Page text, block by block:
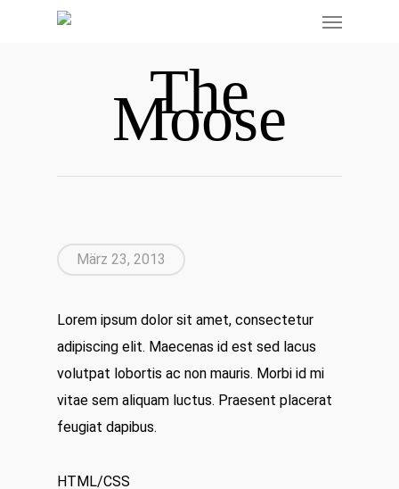
The
Moose
März 23, 2013
Lorem ipsum dolor sit amet, consectetur
adipiscing elit. Maecenas id est sed lacus
volutpat lobortis ac non mauris. Morbi id mi
vitae sem aliquam luctus. Praesent placerat
feugiat dapibus.
HTML/CSS